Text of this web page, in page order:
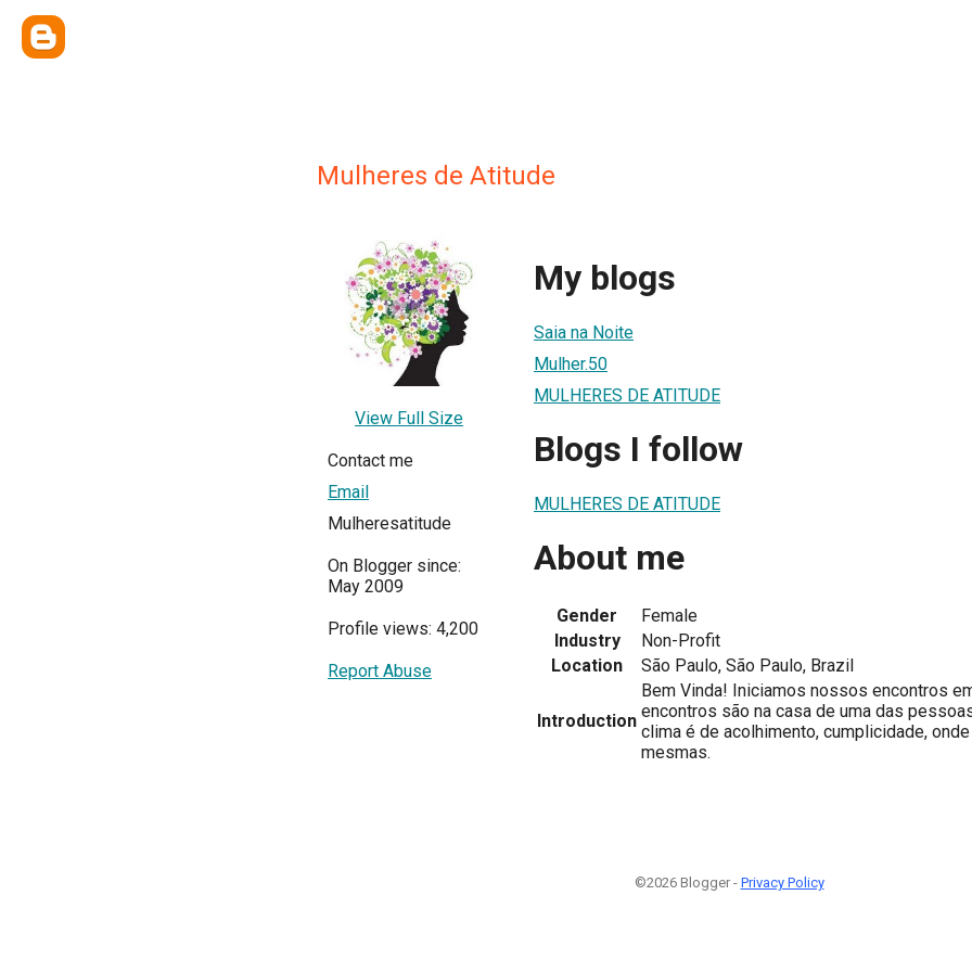
Mulheres de Atitude
View Full Size
Contact me
Email
Mulheresatitude
On Blogger since:
May 2009
Profile views: 4,200
Report Abuse
My blogs
Saia na Noite
Mulher.50
MULHERES DE ATITUDE
Blogs I follow
MULHERES DE ATITUDE
About me
Gender
Female
Industry
Non-Profit
Location
São Paulo, São Paulo, Brazil
Introduction
Bem Vinda! Iniciamos nossos encontros
encontros são na casa de uma das
clima é de acolhimento, cumplicidade,
mesmas.
©2026 Blogger - Privacy Policy